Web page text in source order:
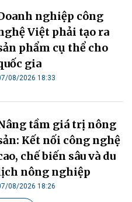
nghiệp công
Việt phải tạo ra
phẩm cụ thể cho
gia
08/2026 18:33
tầm giá trị nông
Kết nối công nghệ
chế biến sâu và du
nông nghiệp
08/2026 18:26